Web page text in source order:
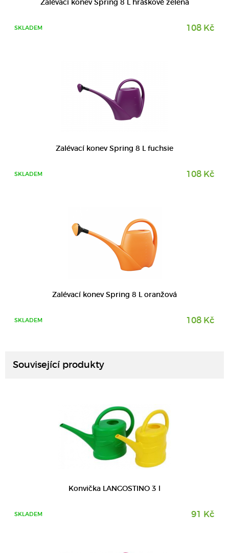
Zalévací konev Spring 8 L hráškově zelená
SKLADEM 108 Kč
Zalévací konev Spring 8 L fuchsie
SKLADEM 108 Kč
Zalévací konev Spring 8 L oranžová
SKLADEM 108 Kč
Související produkty
Konvička LANGOSTINO 3 l
SKLADEM 91 Kč